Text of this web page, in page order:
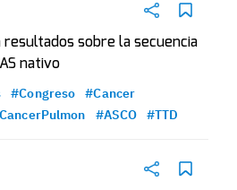
resultados sobre la secuencia
nativo
#Congreso
#Cancer
#ASCO #TTD